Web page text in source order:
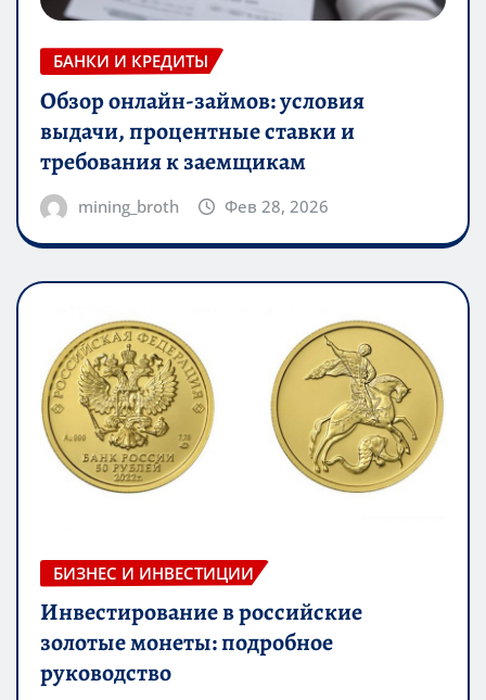
БАНКИ И КРЕДИТЫ
Обзор онлайн-займов: условия
выдачи, процентные ставки и
требования к заемщикам
mining_broth Фев 28, 2026
БИЗНЕС И ИНВЕСТИЦИИ
Инвестирование в российские
золотые монеты: подробное
руководство